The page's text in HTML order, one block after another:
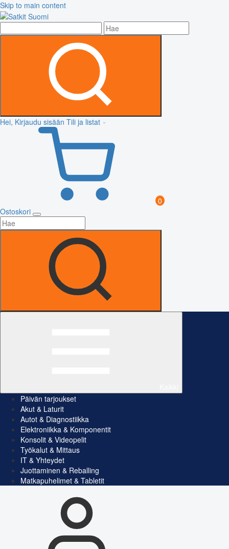
Skip to main content
Hei, Kirjaudu sisään Tili ja listat
0
Ostoskori
Päivän tarjoukset
Akut & Laturit
Autot & Diagnostiikka
Elektroniikka & Komponentit
Konsolit & Videopelit
Työkalut & Mittaus
IT & Yhteydet
Juottaminen & Reballing
Matkapuhelimet & Tabletit